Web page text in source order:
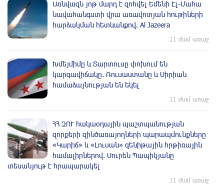
Առնվազն յոթ մարդ է զոհվել Եմենի Էլ-Մահա
նավահանգստի վրա առավոտյան հութիների
հարձակման հետևանքով. Al Jazeera
11 ժամ առաջ
Խմեյմիմը և Տարտուսը փոխում են
կարգավիճակը. Ռուսաստանը և Սիրիան
համաձայնության են եկել
11 ժամ առաջ
ՀՀ ԶՈՒ հակաօդային պաշտպանության
զորքերի զինծառայողների պարապմունքները
«Կարիճ» և «Լուսան» զենիթային հրթիռային
համալիրներով. Սուրեն Պապիկյանը
տեսանյութ է հրապարակել
11 ժամ առաջ